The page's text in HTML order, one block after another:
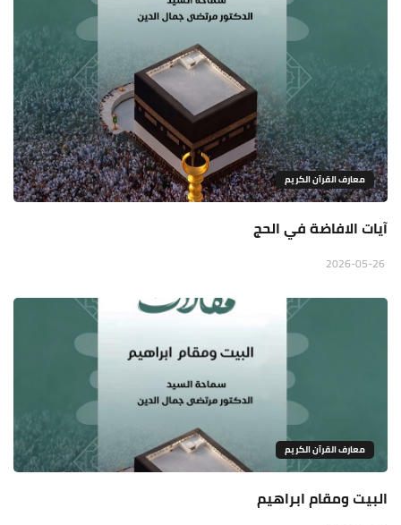
معارف القرآن الكريم
آيات الافاضة في الحج
معارف القرآن الكريم
البيت ومقام ابراهيم